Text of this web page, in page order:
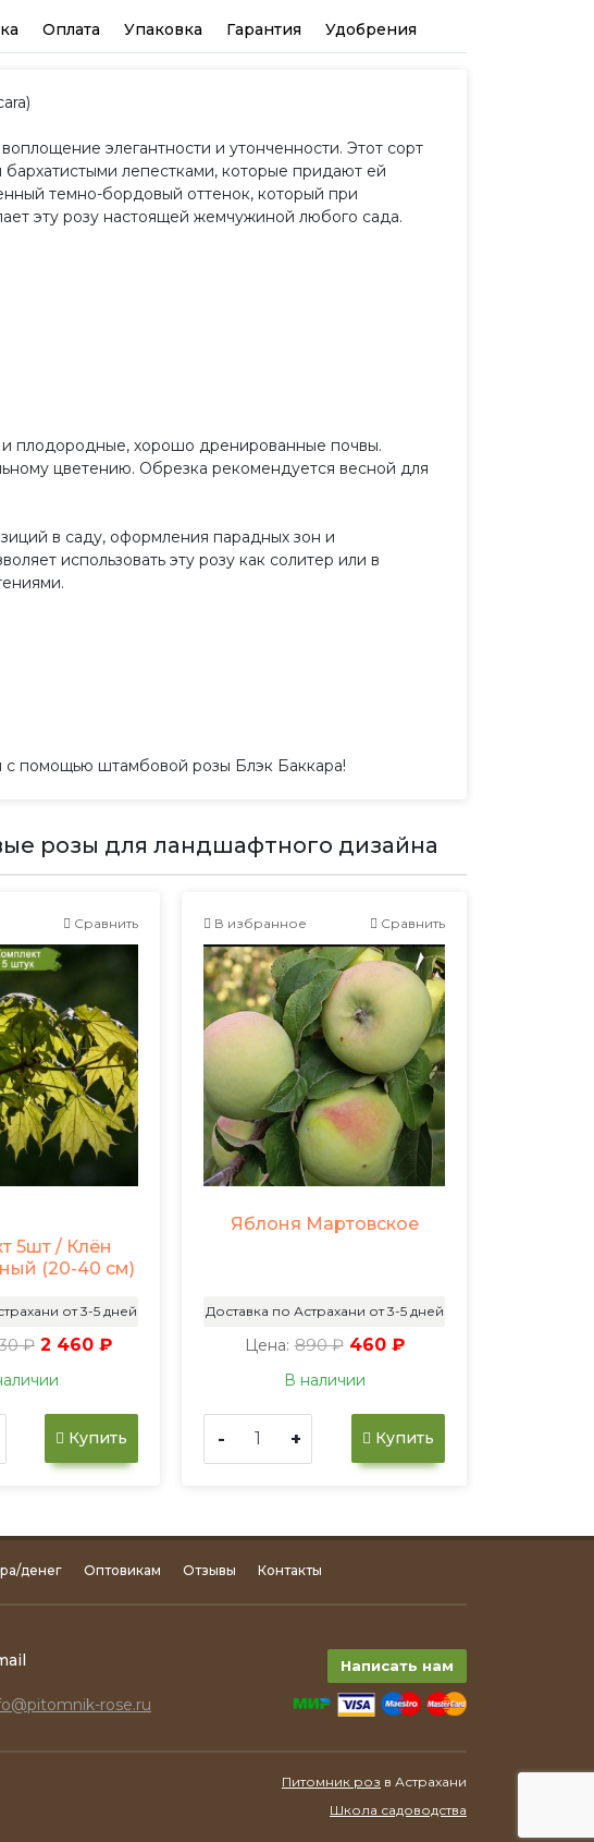
Оплата Упаковка Гарантия Удобрения
элегантности и утонченности. Этот сорт
лепестками, которые придают ей
темно-бордовый оттенок, который при
эту розу настоящей жемчужиной любого сада.
плодородные, хорошо дренированные почвы.
цветению. Обрезка рекомендуется весной для
в саду, оформления парадных зон и
использовать эту розу как солитер или в
с помощью штамбовой розы Блэк Баккара!
розы для ландшафтного дизайна
Сравнить
5шт / Клён
(20-40 см)
от 3-5 дней
₽ 2 460 ₽
Купить
В избранное Сравнить
Яблоня Мартовское
Доставка по Астрахани от 3-5 дней
Цена: 890 ₽ 460 ₽
В наличии
- + Купить
денег Оптовикам Отзывы Контакты
rose.ru
Написать нам
Питомник роз в Астрахани
Школа садоводства